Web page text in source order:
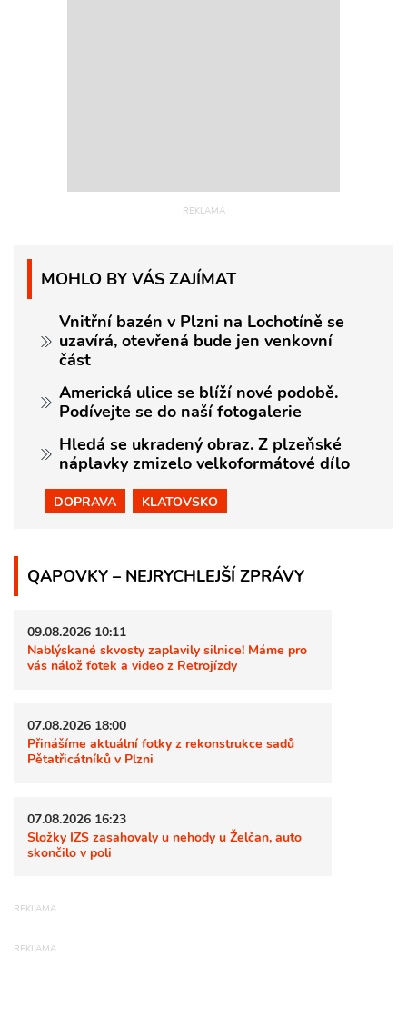
MOHLO BY VÁS ZAJÍMAT
Vnitřní bazén v Plzni na Lochotíně se
uzavírá, otevřená bude jen venkovní
část
Americká ulice se blíží nové podobě.
Podívejte se do naší fotogalerie
Hledá se ukradený obraz. Z plzeňské
náplavky zmizelo velkoformátové dílo
DOPRAVA KLATOVSKO
QAPOVKY – NEJRYCHLEJŠÍ ZPRÁVY
09.08.2026 10:11
Nablýskané skvosty zaplavily silnice! Máme pro
vás nálož fotek a video z Retrojízdy
07.08.2026 18:00
Přinášíme aktuální fotky z rekonstrukce sadů
Pětatřicátníků v Plzni
07.08.2026 16:23
Složky IZS zasahovaly u nehody u Želčan, auto
skončilo v poli